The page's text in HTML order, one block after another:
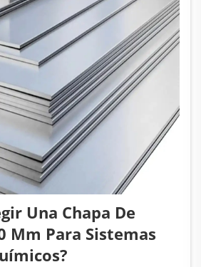
Una Chapa De
Mm Para Sistemas